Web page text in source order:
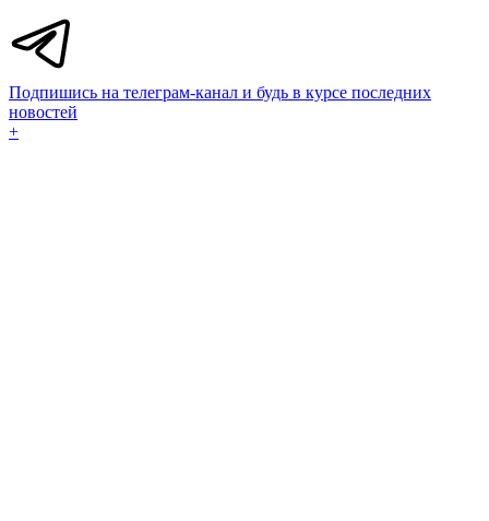
Подпишись на телеграм-канал и будь в курсе последних
новостей
+